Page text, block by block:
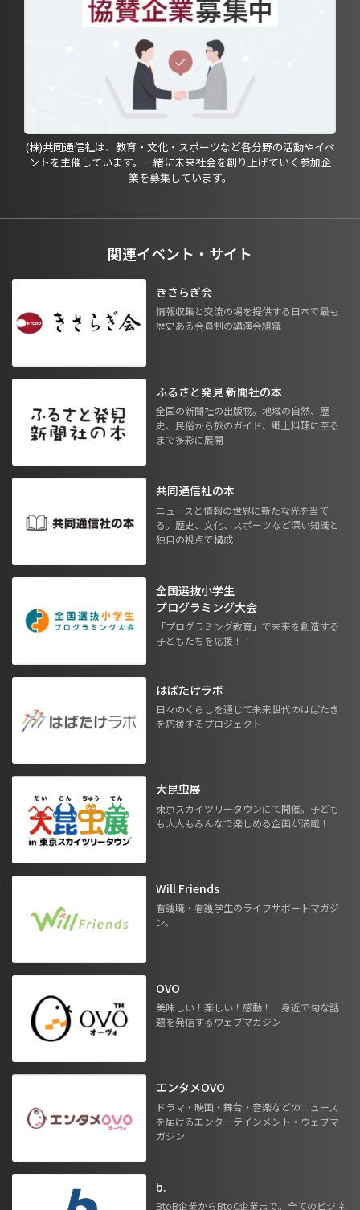
(株)共同通信社は、教育・文化・スポーツなど各分野の活動やイベ
ントを主催しています。一緒に未来社会を創り上げていく参加企
業を募集しています。
関連イベント・サイト
きさらぎ会
情報収集と交流の場を提供する日本で最も
歴史ある会員制の講演会組織
ふるさと発見 新聞社の本
全国の新聞社の出版物。地域の自然、歴
史、民俗から旅のガイド、郷土料理に至る
まで多彩に展開
共同通信社の本
ニュースと情報の世界に新たな光を当て
る。歴史、文化、スポーツなど深い知識と
独自の視点で構成
全国選抜小学生
プログラミング大会
「プログラミング教育」で未来を創造する
子どもたちを応援！！
はばたけラボ
日々のくらしを通じて未来世代のはばたき
を応援するプロジェクト
大昆虫展
東京スカイツリータウンにて開催。子ども
も大人もみんなで楽しめる企画が満載！
Will Friends
看護職・看護学生のライフサポートマガジ
ン。
OVO
美味しい！楽しい！感動！ 身近で旬な話
題を発信するウェブマガジン
エンタメOVO
ドラマ・映画・舞台・音楽などのニュース
を届けるエンターテインメント・ウェブマ
ガジン
b.
BtoB企業からBtoC企業まで。全てのビジネ